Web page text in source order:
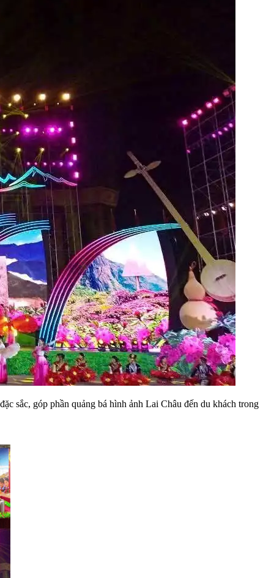
sắc, góp phần quảng bá hình ảnh Lai Châu đến du khách trong